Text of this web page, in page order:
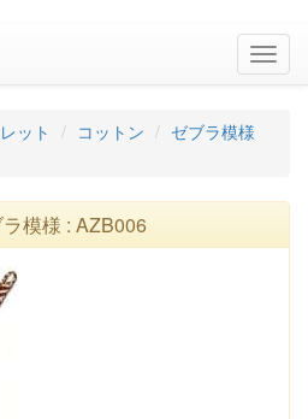
ット コットン
ゼブラ模様
模様 : AZB006